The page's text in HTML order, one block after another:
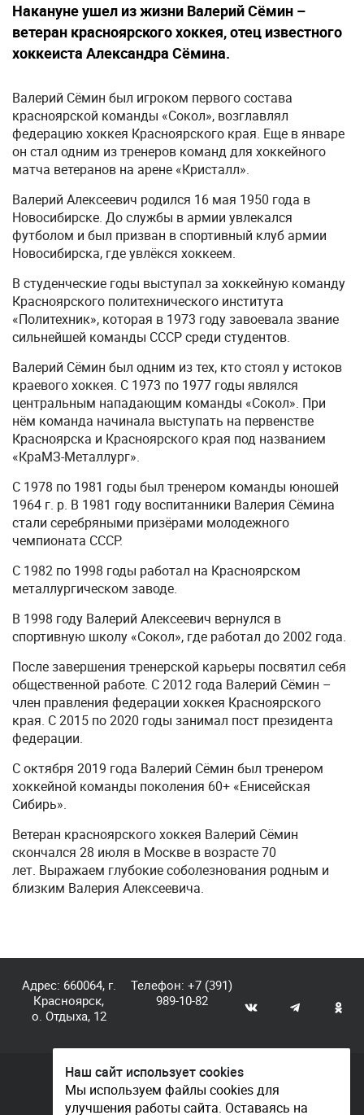
Накануне ушел из жизни Валерий Сёмин –
ветеран красноярского хоккея, отец известного
хоккеиста Александра Сёмина.
Валерий Сёмин был игроком первого состава
красноярской команды «Сокол», возглавлял
федерацию хоккея Красноярского края. Еще в январе
он стал одним из тренеров команд для хоккейного
матча ветеранов на арене «Кристалл».
Валерий Алексеевич родился 16 мая 1950 года в
Новосибирске. До службы в армии увлекался
футболом и был призван в спортивный клуб армии
Новосибирска, где увлёкся хоккеем.
В студенческие годы выступал за хоккейную команду
Красноярского политехнического института
«Политехник», которая в 1973 году завоевала звание
сильнейшей команды СССР среди студентов.
Валерий Сёмин был одним из тех, кто стоял у истоков
краевого хоккея. С 1973 по 1977 годы являлся
центральным нападающим команды «Сокол». При
нём команда начинала выступать на первенстве
Красноярска и Красноярского края под названием
«КраМЗ-Металлург».
С 1978 по 1981 годы был тренером команды юношей
1964 г. р. В 1981 году воспитанники Валерия Сёмина
стали серебряными призёрами молодежного
чемпионата СССР.
С 1982 по 1998 годы работал на Красноярском
металлургическом заводе.
В 1998 году Валерий Алексеевич вернулся в
спортивную школу «Сокол», где работал до 2002 года.
После завершения тренерской карьеры посвятил себя
общественной работе. С 2012 года Валерий Сёмин –
член правления федерации хоккея Красноярского
края. С 2015 по 2020 годы занимал пост президента
федерации.
С октября 2019 года Валерий Сёмин был тренером
хоккейной команды поколения 60+ «Енисейская
Сибирь».
Ветеран красноярского хоккея Валерий Сёмин
скончался 28 июля в Москве в возрасте 70
лет. Выражаем глубокие соболезнования родным и
близким Валерия Алексеевича.
Адрес: 660064, г.
Красноярск,
о. Отдыха, 12
Телефон:+7 (391)
989-10-82
© КГАУ «Центр спортивной подготовки», 2026
Документы
Наш сайт использует cookies
Мы используем файлы cookies для
улучшения работы сайта. Оставаясь на